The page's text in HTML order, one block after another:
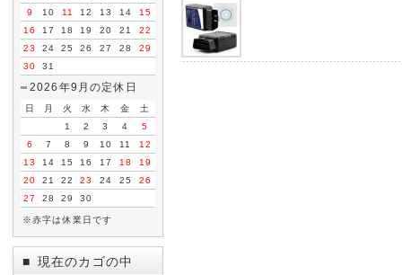
9
10 11 12 13 14
15
16
17 18 19 20 21
22
23
24 25 26 27 28
29
30
31
2026年9月の定休日
日 月 火 水 木 金
土
1
2 3 4
5
6
7 8 9 10 11
12
13
14 15 16 17 18
19
20
21 22 23 24 25
26
27
28 29 30
※赤字は休業日です
■ 現在のカゴの中